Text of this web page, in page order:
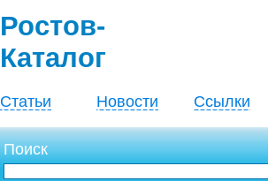
Ростов-
Каталог
Статьи Новости Ссылки
Поиск